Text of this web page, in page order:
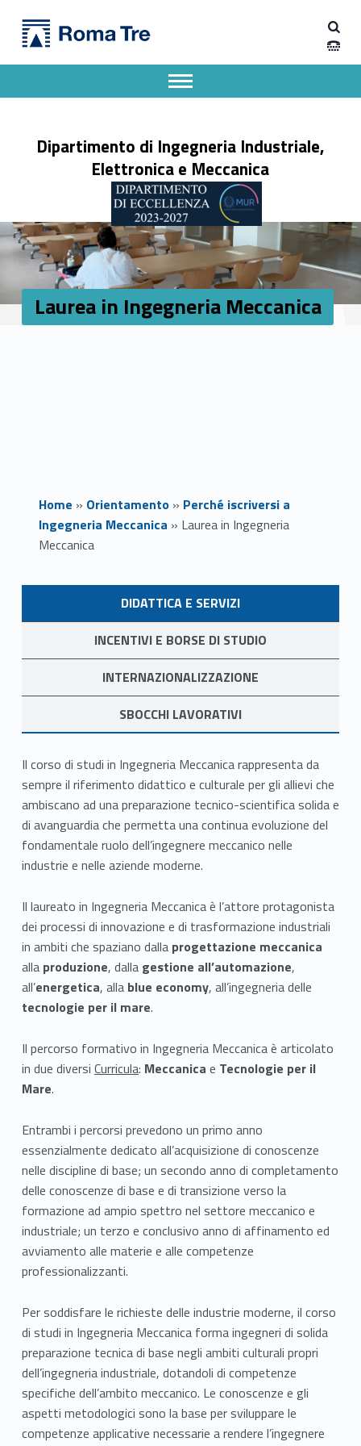
Laurea in Ingegneria Meccanica - Dipartimento di Ingegneria Industriale, Elettronica e Meccanica
Dipartimento di Ingegneria Industriale, Elettronica e Meccanica dell'Università degli Studi Roma Tre
Dipartimento di Ingegneria Industriale,
Elettronica e Meccanica
Apri il menu secondario
Header info sidebar
Laurea in Ingegneria Meccanica
Home » Orientamento» Perché iscriversi a
Ingegneria Meccanica » Laurea in Ingegneria
Meccanica
a
u
r
e
a
i
n
I
n
g
e
g
n
e
r
i
a
M
e
c
c
a
n
i
c
LINK IDENTIFIER #IDENTIFIER__198150-1
DIDATTICA E SERVIZI
LINK IDENTIFIER #IDENTIFIER__162496-2
INCENTIVI E BORSE DI STUDIO
LINK IDENTIFIER #IDENTIFIER__144456-3
INTERNAZIONALIZZAZIONE
LINK IDENTIFIER #IDENTIFIER__4008-4
SBOCCHI LAVORATIVI
Didattica e servizi
Il corso di studi in Ingegneria Meccanica rappresenta da
sempre il riferimento didattico e culturale per gli allievi che
ambiscano ad una preparazione tecnico-scientifica solida e
di avanguardia che permetta una continua evoluzione del
fondamentale ruolo dell’ingegnere meccanico nelle
industrie e nelle aziende moderne.
Il laureato in Ingegneria Meccanica è l’attore protagonista
dei processi di innovazione e di trasformazione industriali
in ambiti che spaziano dalla progettazione meccanica
alla produzione, dalla gestione all’automazione,
all’energetica, alla blue economy, all’ingegneria delle
tecnologie per il mare.
Il percorso formativo in Ingegneria Meccanica è articolato
in due diversi Curricula: Meccanica e Tecnologie per il
Mare.
Entrambi i percorsi prevedono un primo anno
essenzialmente dedicato all’acquisizione di conoscenze
nelle discipline di base; un secondo anno di completamento
delle conoscenze di base e di transizione verso la
formazione ad ampio spettro nel settore meccanico e
industriale; un terzo e conclusivo anno di affinamento ed
avviamento alle materie e alle competenze
professionalizzanti.
Per soddisfare le richieste delle industrie moderne, il corso
di studi in Ingegneria Meccanica forma ingegneri di solida
preparazione tecnica di base negli ambiti culturali propri
dell’ingegneria industriale, dotandoli di competenze
specifiche dell’ambito meccanico. Le conoscenze e gli
aspetti metodologici sono la base per sviluppare le
competenze applicative necessarie a rendere l’ingegnere